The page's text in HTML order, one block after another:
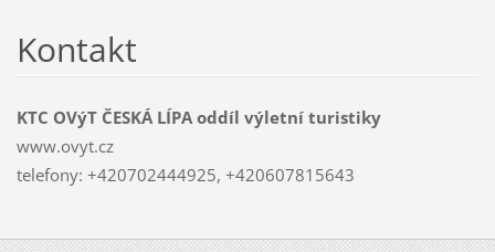
Kontakt
KTC OVýT ČESKÁ LÍPA oddíl výletní turistiky
www.ovyt.cz
telefony: +420702444925, +420607815643